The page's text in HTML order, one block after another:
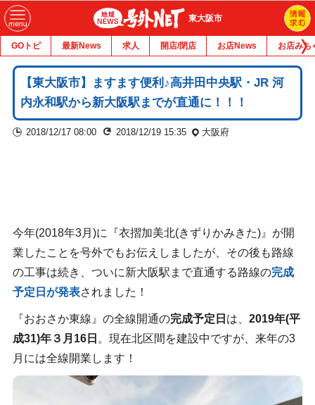
東大阪市
GOトピ 最新News 求人 開店/閉店 お店News お店みち
【東大阪市】ますます便利♪高井田中央駅・JR 河
内永和駅から新大阪駅までが直通に！！！
2018/12/17 08:00 2018/12/19 15:35 大阪府
今年(2018年3月)に『衣摺加美北(きずりかみきた)』が開
業したことを号外でもお伝えしましたが、その後も路線
の工事は続き、ついに新大阪駅まで直通する路線の完成
予定日が発表されました！
『おおさか東線』の全線開通の完成予定日 は、 2019年(平
成31)年３月16日 。現在北区間を建設中ですが、来年の3
月には全線開業します！